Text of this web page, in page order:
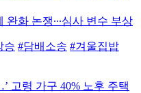
화 논쟁∙∙∙심사 변수 부상
승 #담배소송 #겨울집밥
고령 가구 40% 노후 주택